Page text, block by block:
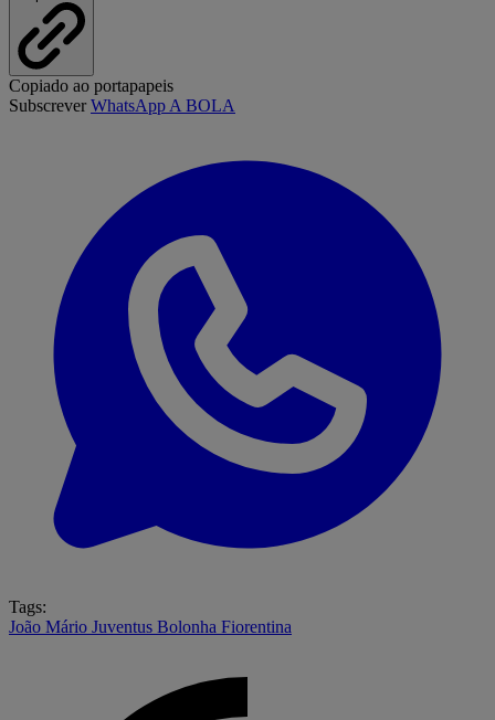
Copiado ao portapapeis
SubscreverWhatsApp A BOLA
Tags:
João Mário Juventus Bolonha Fiorentina